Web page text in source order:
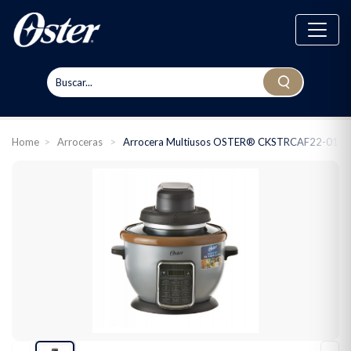
Home > Arroceras > Arrocera Multiusos OSTER® CKSTRCAF22-013